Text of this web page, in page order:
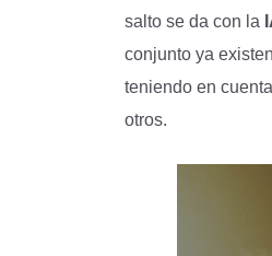
salto se da con la
conjunto ya
teniendo en
otros.